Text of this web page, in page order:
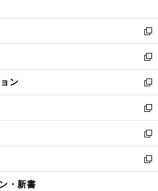
開
く
ウ
で
開
く
ン
ド
ウ
で
開
く
新
し
い
ウ
ィ
ン
ド
ウ
で
開
く
新
し
い
ウ
ィ
ン
ド
ウ
で
開
ン
新
し
い
ウ
ィ
ン
ド
ウ
新
し
い
ウ
ィ
ン
新
し
い
ウ
新
し
・新書